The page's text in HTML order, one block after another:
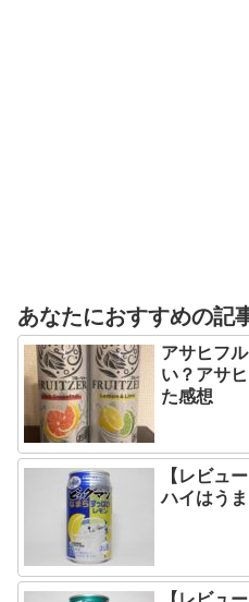
あなたにおすすめの記
アサヒフ
い？アサ
た感想
【レビュ
ハイはう